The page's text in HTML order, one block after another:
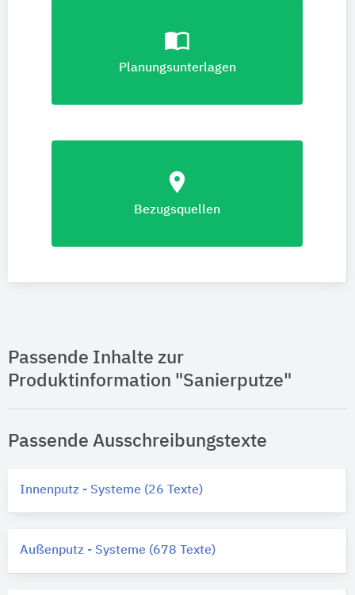
import_contacts
Planungsunterlagen
location_on
Bezugsquellen
Passende Inhalte zur
Produktinformation "Sanierputze"
Passende Ausschreibungstexte
Innenputz - Systeme (26 Texte)
Außenputz - Systeme (678 Texte)